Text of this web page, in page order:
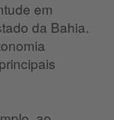
em
da Bahia.